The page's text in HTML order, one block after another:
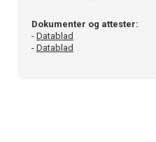
Dokumenter og attester:
- Datablad
- Datablad